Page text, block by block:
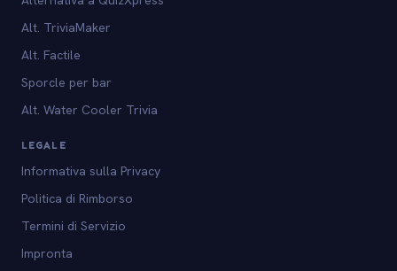
Alt. TriviaMaker
Alt. Factile
Sporcle per bar
Alt. Water Cooler Trivia
LEGALE
Informativa sulla Privacy
Politica di Rimborso
Termini di Servizio
Impronta